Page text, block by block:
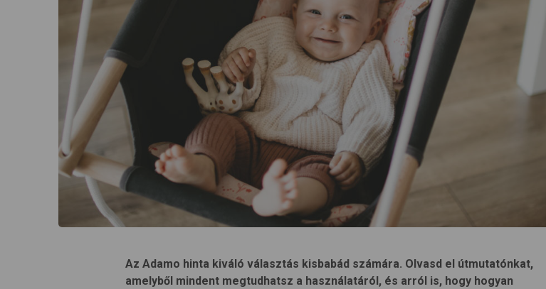
Az Adamo hinta kiváló választás kisbabád számára. Olvasd el útmutatónkat,
amelyből mindent megtudhatsz a használatáról, és arról is, hogy hogyan